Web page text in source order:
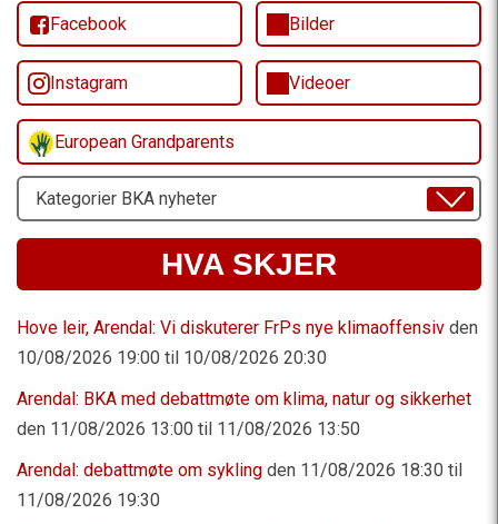
Facebook Bilder
Instagram Videoer
European Grandparents
Velg
Emne
HVA SKJER
Hove leir, Arendal: Vi diskuterer FrPs nye klimaoffensiv den
10/08/2026 19:00 til 10/08/2026 20:30
Arendal: BKA med debattmøte om klima, natur og sikkerhet
den 11/08/2026 13:00 til 11/08/2026 13:50
Arendal: debattmøte om sykling den 11/08/2026 18:30 til
11/08/2026 19:30